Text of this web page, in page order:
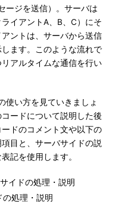
ージを送信）。サーバは
イアントA、B、C）にそ
ントは、サーバから送信
ます。このような流れで
アルタイムな通信を行い
い方を見ていきましょ
ードについて説明した後
ドのコメント文や以下の
目と、サーバサイドの説
記を使用します。
イドの処理・説明
処理・説明